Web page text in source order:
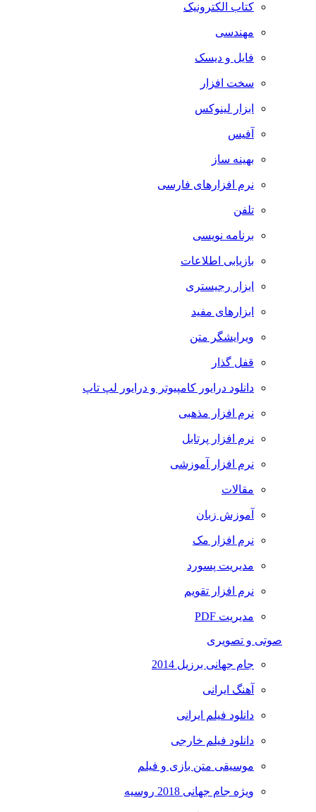
کتاب الکترونیک
مهندسی
فایل و دیسک
سخت افزار
ابزار لینوکس
آفیس
بهینه ساز
نرم افزارهای فارسی
تلفن
برنامه نویسی
بازیابی اطلاعات
ابزار رجیستری
ابزارهای مفید
ویرایشگر متن
قفل گذار
دانلود درایور کامپیوتر و درایور لپ تاپ
نرم افزار مذهبی
نرم افزار پرتابل
نرم افزار آموزشی
مقالات
آموزش زبان
نرم افزار مک
مدیریت پسورد
نرم افزار تقویم
مدیریت PDF
صوتی و تصویری
جام جهانی برزیل 2014
آهنگ ایرانی
دانلود فیلم ایرانی
دانلود فیلم خارجی
موسیقی متن بازی و فیلم
ویژه جام جهانی 2018 روسیه